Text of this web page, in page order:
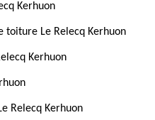
Kerhuon
toiture Le Relecq Kerhuon
Kerhuon
Relecq Kerhuon